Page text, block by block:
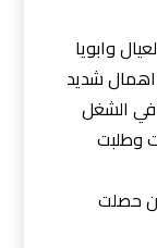
وابويا
اهمال شديد
في الشغل
وطلبت
حصلت